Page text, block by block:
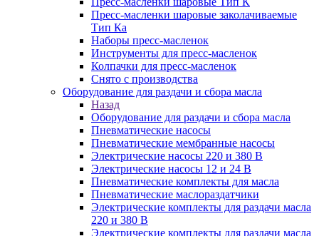
Пресс-масленки шаровые заколачиваемые
Тип Кa
Наборы пресс-масленок
Инструменты для пресс-масленок
Колпачки для пресс-масленок
Снято с производства
Оборудование для раздачи и сбора масла
Назад
Оборудование для раздачи и сбора масла
Пневматические насосы
Пневматические мембранные насосы
Электрические насосы 220 и 380 В
Электрические насосы 12 и 24 В
Пневматические комплекты для масла
Пневматические маслораздатчики
Электрические комплекты для раздачи масла
220 и 380 В
Электрические комплекты для раздачи масла